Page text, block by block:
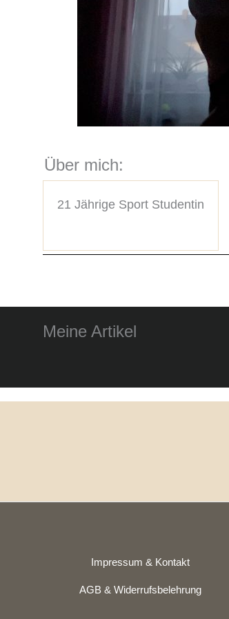
Über mich:
21 Jährige Sport Studentin
Meine Artikel
Impressum & Kontakt
AGB & Widerrufsbelehrung